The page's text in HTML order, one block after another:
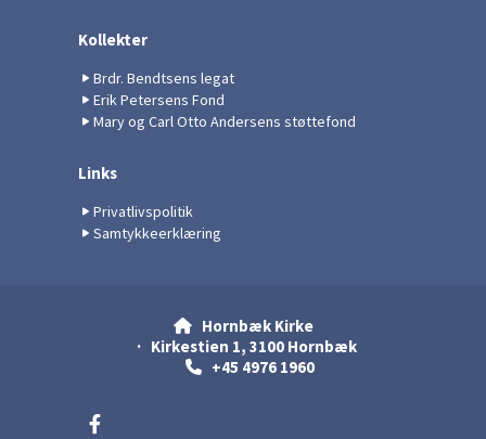
Kollekter
Brdr. Bendtsens legat
Erik Petersens Fond
Mary og Carl Otto Andersens støttefond
Links
Privatlivspolitik
Samtykkeerklæring
Hornbæk Kirke
· Kirkestien 1, 3100 Hornbæk
+45 4976 1960